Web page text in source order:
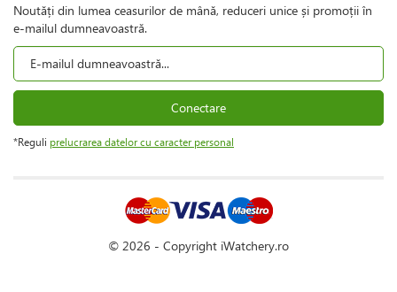
Noutăți din lumea ceasurilor de mână, reduceri unice și promoții în
e-mailul dumneavoastră.
Conectare
*Reguli prelucrarea datelor cu caracter personal
© 2026 - Copyright iWatchery.ro